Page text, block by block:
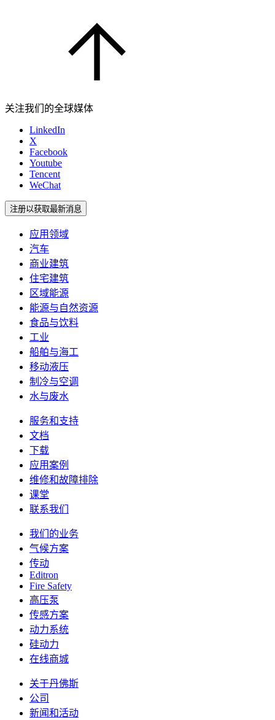
关注我们的全球媒体
LinkedIn
X
Facebook
Youtube
Tencent
WeChat
注册以获取最新消息
应用领域
汽车
商业建筑
住宅建筑
区域能源
能源与自然资源
食品与饮料
工业
船舶与海工
移动液压
制冷与空调
水与废水
服务和支持
文档
下载
应用案例
维修和故障排除
课堂
联系我们
我们的业务
气候方案
传动
Editron
Fire Safety
高压泵
传感方案
动力系统
硅动力
在线商城
关于丹佛斯
公司
新闻和活动